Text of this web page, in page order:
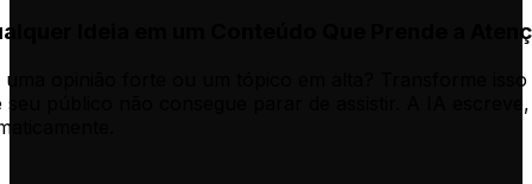
Ideia em um Conteúdo Que Prende a
uma opinião forte ou um tópico em alta? Transforme
seu público não consegue parar de assistir. A IA